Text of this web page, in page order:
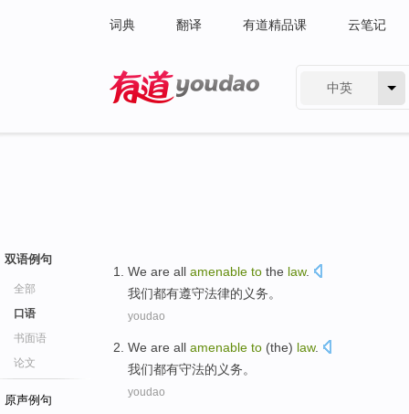
词典 翻译 有道精品课 云笔记
中英
双语例句
全部
口语
书面语
论文
原声例句
We are all amenable to the law.
我们都有遵守法律的 义务。
youdao
We are all amenable to (the) law.
我们都有守法的义务。
youdao